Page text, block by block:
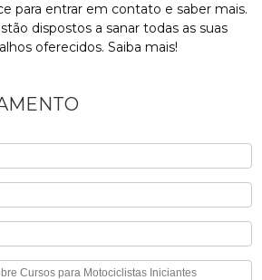
para entrar em contato e saber mais.
dispostos a sanar todas as suas
oferecidos. Saiba mais!